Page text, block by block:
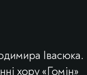
Івасюка.
хору «Гомін»